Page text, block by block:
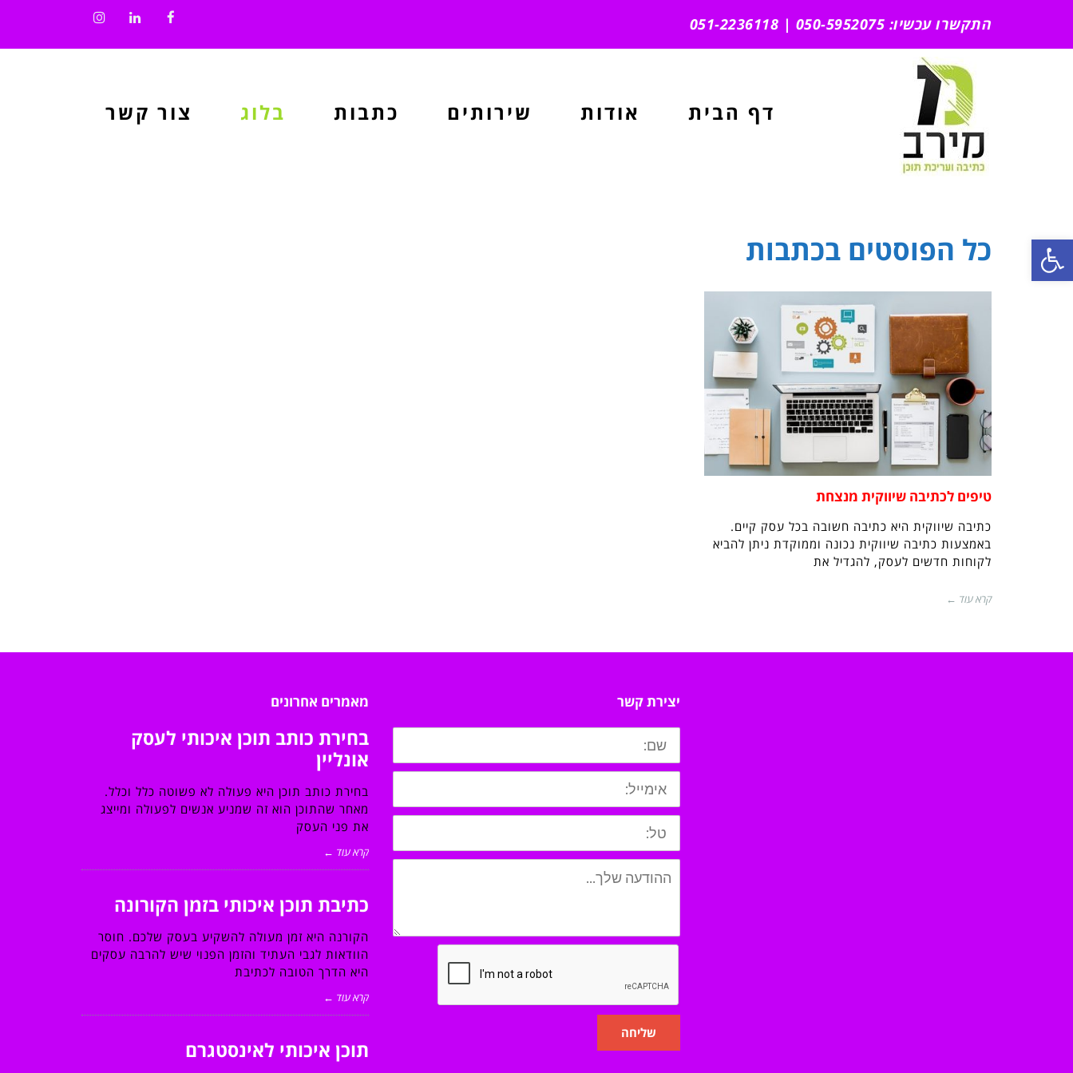
פתח סרגל נגישות
התקשרו עכשיו: 050-5952075 | 051-2236118
דף הבית אודות שירותים כתבות בלוג צור קשר
כל הפוסטים בכתבות
טיפים לכתיבה שיווקית מנצחת
כתיבה שיווקית היא כתיבה חשובה בכל עסק קיים.
באמצעות כתיבה שיווקית נכונה וממוקדת ניתן להביא
לקוחות חדשים לעסק, להגדיל את
קרא עוד ←
יצירת קשר
שליחה
מאמרים אחרונים
בחירת כותב תוכן איכותי לעסק
אונליין
בחירת כותב תוכן היא פעולה לא פשוטה כלל וכלל.
מאחר שהתוכן הוא זה שמניע אנשים לפעולה ומייצג
את פני העסק
קרא עוד ←
כתיבת תוכן איכותי בזמן הקורונה
הקורנה היא זמן מעולה להשקיע בעסק שלכם. חוסר
הוודאות לגבי העתיד והזמן הפנוי שיש להרבה עסקים
היא הדרך הטובה לכתיבת
קרא עוד ←
תוכן איכותי לאינסטגרם